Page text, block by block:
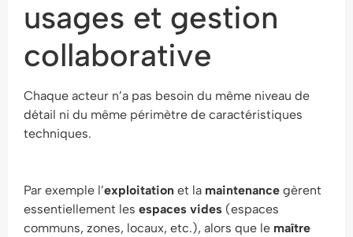
usages et gestion
collaborative
Chaque acteur n’a pas besoin du même niveau de
détail ni du même périmètre de caractéristiques
techniques.
Par exemple l’exploitation et la maintenance gèrent
essentiellement les espaces vides (espaces
communs, zones, locaux, etc.), alors que le maître